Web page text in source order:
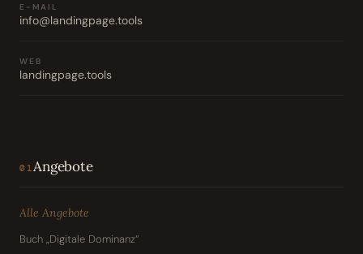
E-MAIL
info@landingpage.tools
WEB
landingpage.tools
01 Angebote
Alle Angebote
Buch „Digitale Dominanz“